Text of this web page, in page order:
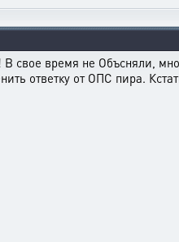
свое время не Объсняли,
ответку от ОПС пира.